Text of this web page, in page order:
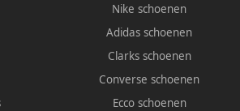
Nike schoenen
Adidas schoenen
Clarks schoenen
Converse schoenen
Ecco schoenen